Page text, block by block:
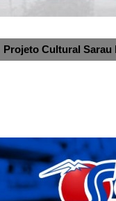
Projeto Cultural